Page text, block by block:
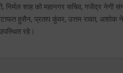
निर्मल शाह को महानगर सचिव, गजेंद्र नेगी
लटाफत हुसैन, प्रताप कुंवर, उत्तम रावत, अशोक
रहे।